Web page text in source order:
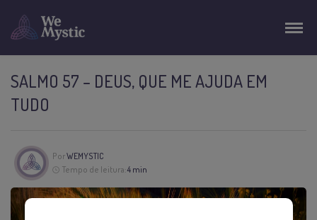
SALMO 57 – DEUS, QUE ME AJUDA EM
TUDO
PorWEMYSTIC
Tempo de leitura:4 min